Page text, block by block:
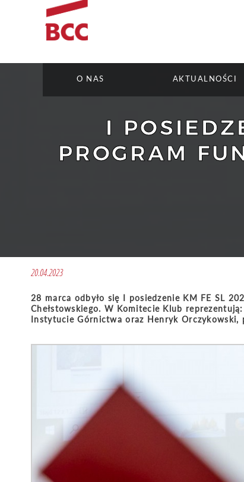
O NAS AKTUALNOŚCI
I
PROGRAM
20.04.2023
28 marca odbyło się I posiedzenie KM FE SL
Chełstowskiego. W Komitecie Klub
Instytucie Górnictwa oraz Henryk Orczykowski,